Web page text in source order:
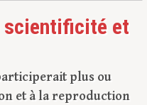
scientificité et
plus ou
et à la reproduction